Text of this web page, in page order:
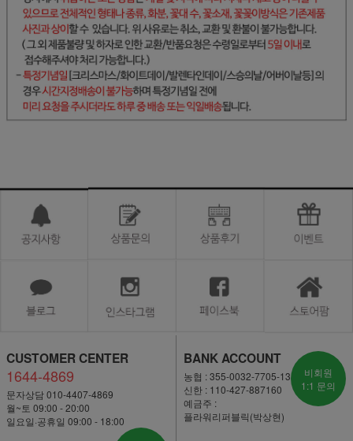
CUSTOMER CENTER
1644-4869
문자상담 010-4407-4869
월~토 09:00 - 20:00
일요일·공휴일 09:00 - 18:00
BANK ACCOUNT
농협 : 355-0032-7705-13
신한 : 110-427-887160
예금주 :
플라워리퍼블릭(박상현)
비회원
1:1 문의